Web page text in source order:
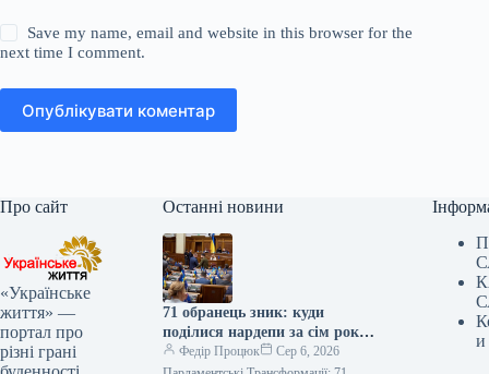
Save my name, email and website in this browser for the
next time I comment.
Опублікувати коментар
Про сайт
«Українське
життя» —
портал про
різні грані
Останні новини
71 обранець зник: куди
поділися нардепи за сім років
роботи у Раді
Федір Процюк
Сер 6, 2026
и